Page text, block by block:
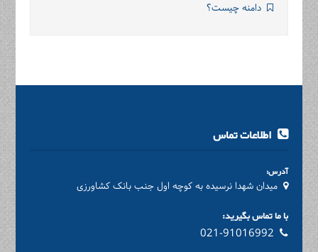
دامنه چیست؟
اطلاعات تماس
آدرس:
میدان شهدا نرسیده به کوچه اول جنب بانک کشاورزی
با ما تماس بگیرید:
021-91016992